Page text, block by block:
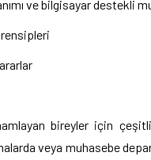
ve bilgisayar destekli
bireyler için
veya muhasebe